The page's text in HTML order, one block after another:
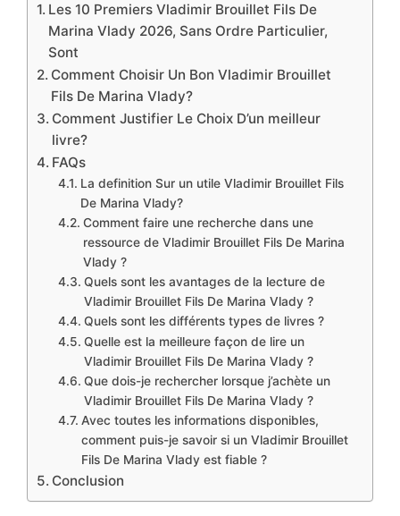
Les 10 Premiers Vladimir Brouillet Fils De
Marina Vlady 2026, Sans Ordre Particulier,
Sont
Comment Choisir Un Bon Vladimir Brouillet
Fils De Marina Vlady?
Comment Justifier Le Choix D’un meilleur
livre?
FAQs
La definition Sur un utile Vladimir Brouillet Fils
De Marina Vlady?
Comment faire une recherche dans une
ressource de Vladimir Brouillet Fils De Marina
Vlady ?
Quels sont les avantages de la lecture de
Vladimir Brouillet Fils De Marina Vlady ?
Quels sont les différents types de livres ?
Quelle est la meilleure façon de lire un
Vladimir Brouillet Fils De Marina Vlady ?
Que dois-je rechercher lorsque j’achète un
Vladimir Brouillet Fils De Marina Vlady ?
Avec toutes les informations disponibles,
comment puis-je savoir si un Vladimir Brouillet
Fils De Marina Vlady est fiable ?
Conclusion